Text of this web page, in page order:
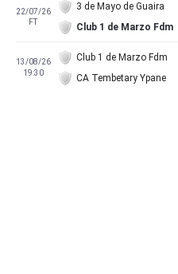
22/07/26
FT
3 de Mayo de Guaira
Club 1 de Marzo Fdm
13/08/26
19:30
Club 1 de Marzo Fdm
CA Tembetary Ypane